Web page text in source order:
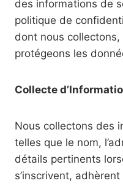
des informations de
politique de
dont nous
protégeons les
Collecte
Nous collectons des
telles que le nom,
détails pertinents
s’inscrivent,